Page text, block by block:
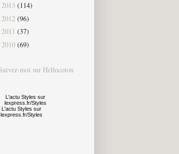
2013 (114)
2012 (96)
2011 (37)
2010 (69)
L'actu Styles sur
lexpress.fr/Styles